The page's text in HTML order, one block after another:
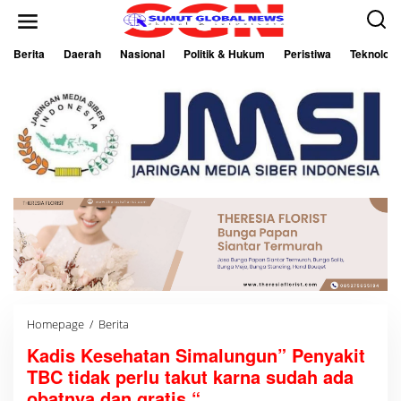
Berita Daerah Nasional Politik & Hukum Peristiwa Teknologi
Homepage / Berita
d
i
s
Kadis Kesehatan Simalungun” Penyakit
TBC tidak perlu takut karna sudah ada